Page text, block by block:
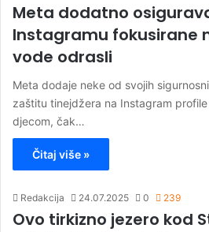
Meta dodatno
Instagramu fokusirane
vode odrasli
Meta dodaje neke od svojih
zaštitu tinejdžera na Instagram
djecom, čak…
Čitaj više »
Redakcija 24.07.2025 0 239
Ovo tirkizno jezero kod